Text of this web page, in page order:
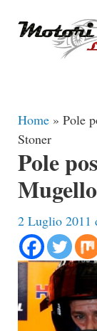
Home » Pole
Stoner
Pole
2 Luglio 2011